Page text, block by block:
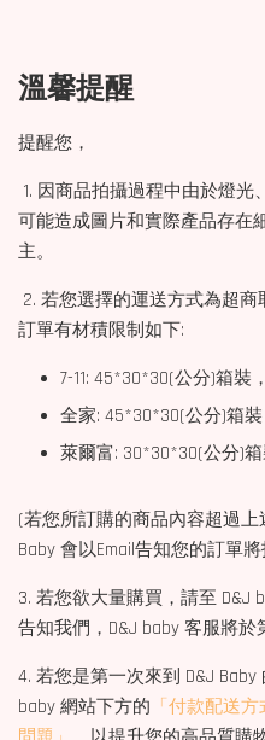
溫馨提醒
提醒您，
1. 因商品拍攝過程中由於燈光
可能造成圖片和實際產品存在
主。
2. 若您選擇的運送方式為超
訂單有材積限制如下:
7-11: 45*30*30(公分)箱裝
全家: 45*30*30(公分)箱
萊爾富: 30*30*30(公分)
(若您所訂購的商品內容超過
Baby 會以Email告知您的訂單
3. 若您欲大量購買，請至 D&J
告知我們，D&J baby 客服將於
4. 若您是第一次來到 D&J
baby 網站下方的 「付款配送方